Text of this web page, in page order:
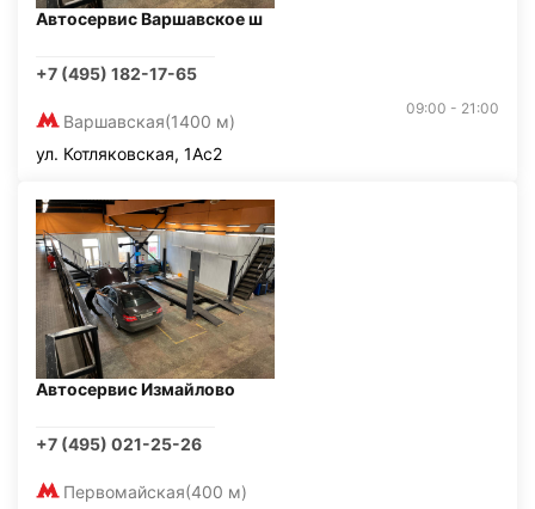
Автосервис Варшавское ш
+7 (495) 182-17-65
Варшавская(1400 м)
09:00 - 21:00
ул. Котляковская, 1Ас2
Автосервис Измайлово
+7 (495) 021-25-26
Первомайская(400 м)